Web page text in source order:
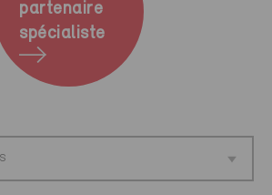
partenaire
spécialiste